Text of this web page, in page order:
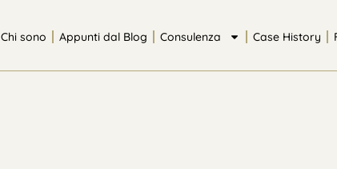
Chi sono Appunti dal Blog Consulenza Case History